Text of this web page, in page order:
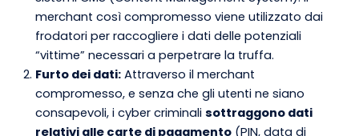
merchant così compromesso viene utilizzato dai
frodatori per raccogliere i dati delle potenziali
“vittime” necessari a perpetrare la truffa.
Furto dei dati: Attraverso il merchant
compromesso, e senza che gli utenti ne siano
consapevoli, i cyber criminali sottraggono dati
relativi alle carte di pagamento (PIN, data di